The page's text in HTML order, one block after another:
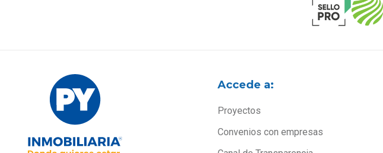
Accede a:
Proyectos
Convenios con empresas